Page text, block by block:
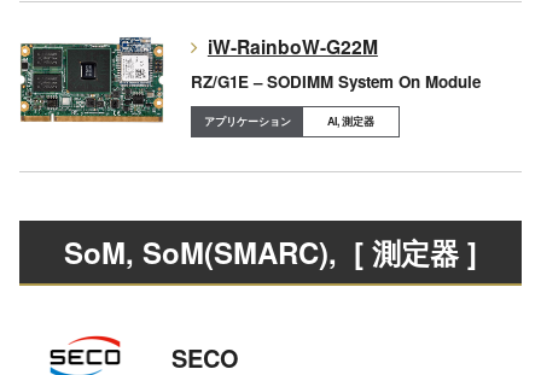
iW-RainboW-G22M
RZ/G1E – SODIMM System On Module
AI, 測定器
SoM, SoM(SMARC), [ 測定器 ]
SECO